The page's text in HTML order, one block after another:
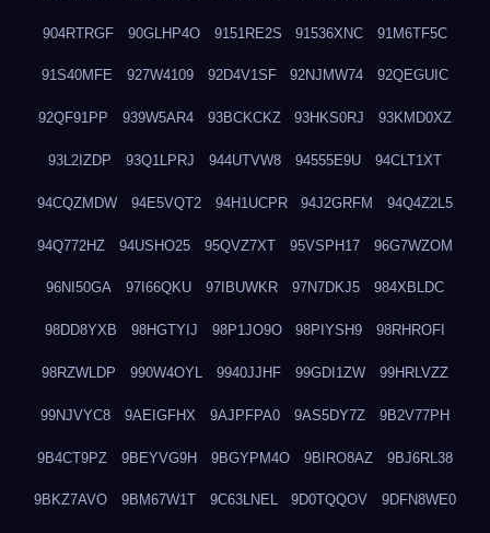
904RTRGF 90GLHP4O 9151RE2S 91536XNC 91M6TF5C
91S40MFE 927W4109 92D4V1SF 92NJMW74 92QEGUIC
92QF91PP 939W5AR4 93BCKCKZ 93HKS0RJ 93KMD0XZ
93L2IZDP 93Q1LPRJ 944UTVW8 94555E9U 94CLT1XT
94CQZMDW 94E5VQT2 94H1UCPR 94J2GRFM 94Q4Z2L5
94Q772HZ 94USHO25 95QVZ7XT 95VSPH17 96G7WZOM
96NI50GA 97I66QKU 97IBUWKR 97N7DKJ5 984XBLDC
98DD8YXB 98HGTYIJ 98P1JO9O 98PIYSH9 98RHROFI
98RZWLDP 990W4OYL 9940JJHF 99GDI1ZW 99HRLVZZ
99NJVYC8 9AEIGFHX 9AJPFPA0 9AS5DY7Z 9B2V77PH
9B4CT9PZ 9BEYVG9H 9BGYPM4O 9BIRO8AZ 9BJ6RL38
9BKZ7AVO 9BM67W1T 9C63LNEL 9D0TQQOV 9DFN8WE0